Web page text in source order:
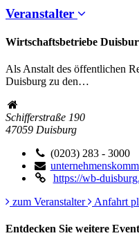
Veranstalter
Wirtschaftsbetriebe
Als Anstalt des öffentlichen
Duisburg zu den…
Schifferstraße 190
47059 Duisburg
(0203) 283 - 3000
https://wb-
zum Veranstalter
Anfahrt
Entdecken Sie weitere